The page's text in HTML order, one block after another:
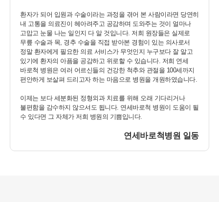
환자가 되어 입원과 수술이라는 과정을 겪어 본 사람이라면 당연히
내 고통을 의료진이 헤아려주고 공감하며 도와주는 것이 얼마나
고맙고 눈물 나는 일인지 다 알 것입니다. 저희 원장들은 실제로
무릎 수술과 목, 경추 수술을 직접 받아본 경험이 있는 의사로서
정말 환자에게 필요한 의료 서비스가 무엇인지 누구보다 잘 알고
있기에 환자의 아픔을 공감하고 위로할 수 있습니다. 저희 연세
바로척 병원은 여러 어르신들의 건강한 척추와 관절을 100세까지
편안하게 보살펴 드리고자 하는 마음으로 병원을 개원하였습니다.
이제는 보다 세분화된 정형외과 치료를 위해 오래 기다리거나
불편함을 감수하지 않으셔도 됩니다. 연세바로척 병원이 도움이 될
수 있다면 그 자체가 저희 병원의 기쁨입니다.
연세바로척병원 일동
은 제공하신 개인정보가 어떠한 용도와 방식으로 이용되고 있으며
개인정보 보호를 위해 어떠한 조치가 취해지고 있는지 알려드립니
■ 수집하는 개인정보 항목
1. 연세바로척병원은 회원가입, 원활한 고객상담, 각종 서비스의 제
공을 위해 아래와 같은 개인정보를 수집하고 있습니다.
[회원가입 시 수집항목]
령, 지역
- 기타정보: 내원정보, 처방정보, 진료정보, 카드사명, 카드번호 등 카
드결제 승인정보
[상담신청 시 수집항목]